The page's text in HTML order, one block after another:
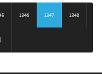
1346 1347 1348